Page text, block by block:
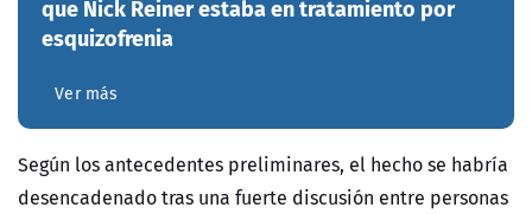
que Nick Reiner estaba en tratamiento por
esquizofrenia
Ver más
Según los antecedentes preliminares, el hecho se habría
desencadenado tras una fuerte discusión entre personas